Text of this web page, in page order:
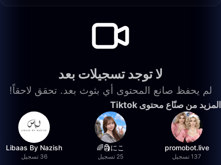
لا توجد تسجيلات بعد
لم يحفظ صانع المحتوى أي بثوث بعد. تحقق لاحقاً!
المزيد من صنّاع محتوى Tiktok
promobot.live
137 تسجيل
にこ🗿🌈
25 تسجيل
Libaas By Nazish
36 تسجيل